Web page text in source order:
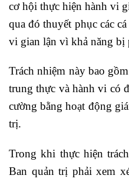
cơ hội thực hiện hành vi
qua đó thuyết phục các
vi gian lận vì khả năng bị
Trách nhiệm này bao
trung thực và hành vi có
cường bằng hoạt động
trị.
Trong khi thực hiện
Ban quản trị phải xem